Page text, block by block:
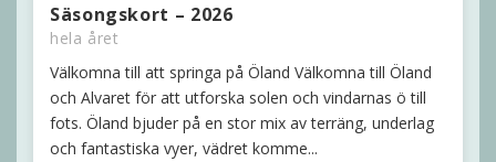
Säsongskort – 2026
hela året
Välkomna till att springa på Öland Välkomna till Öland
och Alvaret för att utforska solen och vindarnas ö till
fots. Öland bjuder på en stor mix av terräng, underlag
och fantastiska vyer, vädret komme...